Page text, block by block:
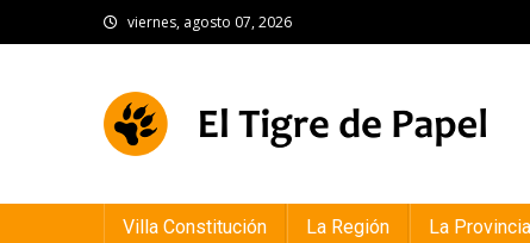
to
viernes, agosto 07, 2026
Villa Constitución La Región La Provincia